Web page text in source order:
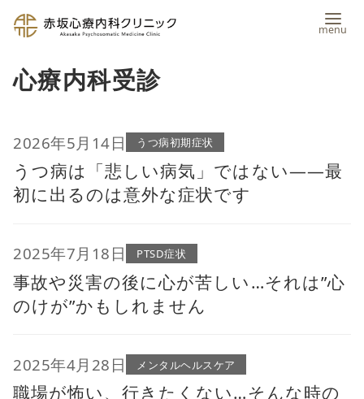
ン
ン
ツ
へ
動
心療内科受診
2026年5月14日 うつ病初期症状
うつ病は「悲しい病気」ではない――最
初に出るのは意外な症状です
2025年7月18日 PTSD症状
事故や災害の後に心が苦しい…それは”心
のけが”かもしれません
2025年4月28日 メンタルヘルスケア
職場が怖い、行きたくない…そんな時の